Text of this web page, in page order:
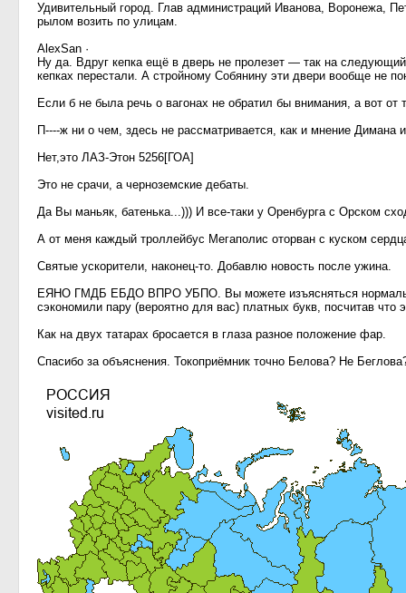
Удивительный город. Глав администраций Иванова, Воронежа,
рылом возить по улицам.
AlexSan ·
Ну да. Вдруг кепка ещё в дверь не пролезет — так на
кепках перестали. А стройному Собянину эти двери вообще не
Если б не была речь о вагонах не обратил бы внимания, а вот
П----ж ни о чем, здесь не рассматривается, как и мнение Димана
Нет,это ЛАЗ-Этон 5256[ГОА]
Это не срачи, а черноземские дебаты.
Да Вы маньяк, батенька...))) И все-таки у Оренбурга с Орском
А от меня каждый троллейбус Мегаполис оторван с куском
Святые ускорители, наконец-то. Добавлю новость после ужина.
ЕЯНО ГМДБ ЕБДО ВПРО УБПО. Вы можете изъясняться
сэкономили пару (вероятно для вас) платных букв, посчитав что
Как на двух татарах бросается в глаза разное положение фар.
Спасибо за объяснения. Токоприёмник точно Белова? Не